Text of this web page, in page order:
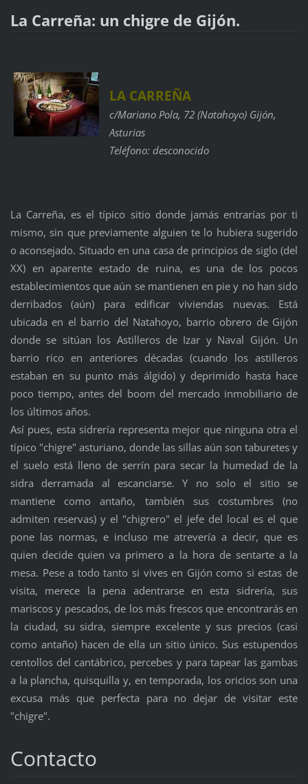
La Carreña: un chigre de Gijón.
LA CARREÑA
c/Mariano Pola, 72 (Natahoyo) Gijón,
Asturias
Teléfono: desconocido
La Carreña, es el típico sitio donde jamás entrarías porti
mismo, sin que previamente alguien te lo hubiera sugerido
o aconsejado. Situado en una casa de principios de siglo (del
XX) en aparente estado de ruina, es una de los pocos
establecimientos que aún se mantienen en pie y no han sido
derribados (aún) para edificar viviendas nuevas. Está
ubicada en el barrio del Natahoyo, barrio obrero de Gijón
donde se sitúan los Astilleros de Izar y Naval Gijón. Un
barrio rico en anteriores décadas (cuando los astilleros
estaban en su punto más álgido) y deprimido hasta hace
poco tiempo, antes del boom del mercado inmobiliario de
los últimos años.
Así pues, esta sidrería representa mejor que ninguna otra el
típico "chigre" asturiano, donde las sillas aún son taburetes y
el suelo está lleno de serrín para secar la humedad de la
sidra derramada al escanciarse. Y no solo el sitio se
mantiene como antaño, también sus costumbres (no
admiten reservas) y el "chigrero" el jefe del local es el que
pone las normas, e incluso me atrevería a decir, que es
quien decide quien va primero a la hora de sentarte a la
mesa. Pese a todo tanto si vives en Gijón como si estas de
visita, merece la pena adentrarse en esta sidrería, sus
mariscos y pescados, de los más frescos que encontrarás en
la ciudad, su sidra, siempre excelente y sus precios (casi
como antaño) hacen de ella un sitio único. Sus estupendos
centollos del cantábrico, percebes y para tapearlas gambas
a la plancha, quisquilla y, en temporada, los oriciosson una
excusa más que perfecta para no dejar de visitar este
"chigre".
Contacto